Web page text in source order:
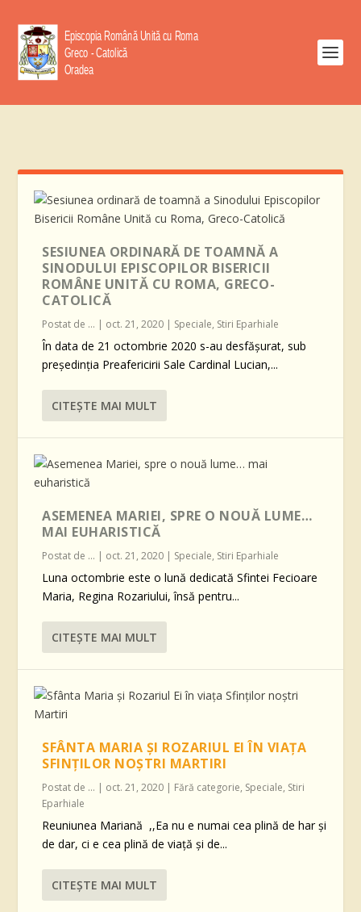
SESIUNEA ORDINARĂ DE TOAMNĂ A
SINODULUI EPISCOPILOR BISERICII
ROMÂNE UNITĂ CU ROMA, GRECO-
CATOLICĂ
Postat de ... | oct. 21, 2020 | Speciale, Stiri Eparhiale
În data de 21 octombrie 2020 s-au desfășurat, sub
președinția Preafericirii Sale Cardinal Lucian,...
CITEŞTE MAI MULT
ASEMENEA MARIEI, SPRE O NOUĂ LUME…
MAI EUHARISTICĂ
Postat de ... | oct. 21, 2020 | Speciale, Stiri Eparhiale
Luna octombrie este o lună dedicată Sfintei Fecioare
Maria, Regina Rozariului, însă pentru...
CITEŞTE MAI MULT
SFÂNTA MARIA ȘI ROZARIUL EI ÎN VIAȚA
SFINȚILOR NOȘTRI MARTIRI
Postat de ... | oct. 21, 2020 | Fără categorie, Speciale, Stiri
Eparhiale
Reuniunea Mariană ,,Ea nu e numai cea plină de har și
de dar, ci e cea plină de viață și de...
CITEŞTE MAI MULT